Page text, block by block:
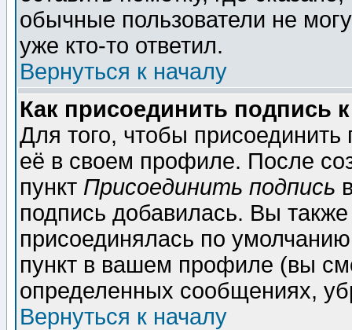
обычные пользователи не
уже кто-то ответил.
Вернуться к началу
Как присоединить подпись
Для того, чтобы
её в своем профиле. После
пункт Присоединить подпись
подпись добавилась. Вы
присоединялась по
пункт в вашем профиле (вы
определенных сообщениях,
Вернуться к началу